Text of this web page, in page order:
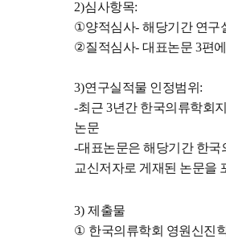
2)심사항목:
①양적심사-해당기간 연구
②질적심사-대표논문 3편
3)연구실적물 인정범위 :
-최근 3년간 한국의류학회지
논문
-대표논문은 해당기간 한
교신저자로 게재된 논문을
3) 제출물
① 한국의류학회 영원신진